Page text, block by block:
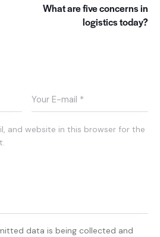
What are five concerns in
logistics today?
and website in this browser for the
data is being collected and